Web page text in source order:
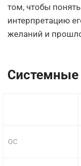
том, чтобы
интерпретацию
желаний и
Системные
ОС